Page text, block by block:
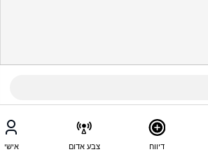
דיווח צבע אדום אישי